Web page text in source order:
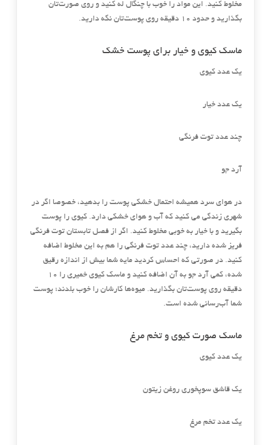
مخلوط کنید. این مواد را خوب با چنگال له کنید و روی صورت‌تان
بگذارید و حدود ۱۰ دقیقه روی پوست‌تان نگه دارید.
ماسک کیوی و خیار برای پوست خشک
یک عدد کیوی
یک عدد خیار
چند عدد توت فرنگی
آرد جو
در هوای سرد همیشه احتمال خشکی پوست را بدهید، خصوصا اگر در
شهری زندگی می کنید که آب و هوای خشکی دارد. کیوی را پوست
بگیرید و با خیار به خوبی مخلوط کنید. اگر از فصل تابستان توت فرنگی
فریز شده دارید، چند عدد توت فرنگی را هم به این مخلوط اضافه
کنید. در صورتی که احساس کردید مایه شما بیش از اندازه رقیق
شده، کمی آرد جو به آن اضافه کنید و ماسک کیوی خمیری را ۱۰
دقیقه روی پوست‌تان بگذارید. میوه‌ها کارشان را خوب بلدند؛ پوست
شما آب‌رسانی شده است.
ماسک صورت کیوی و تخم مرغ
یک عدد کیوی
یک قاشق سوپخوری روغن زیتون
یک عدد تخم مرغ